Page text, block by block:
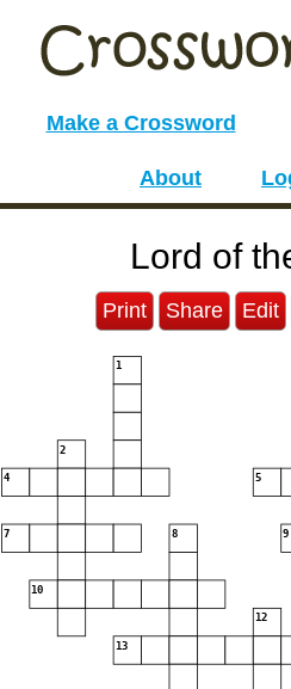
Make a Crossword
About
Lord of
Print Share Edit
1
2
4 5
7 8 9
10
12
13